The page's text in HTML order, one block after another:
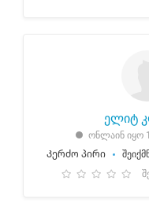
ელიტ
ონლაინ იყო
Კერძო პირი